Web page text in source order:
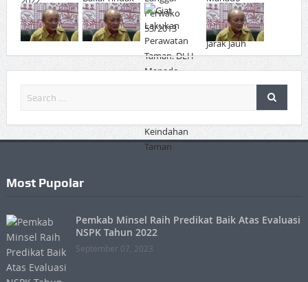
Most Pupolar
Pemkab Minsel Raih Predikat Baik Atas Evaluasi
NSPK Tahun 2022
September 07, 2023